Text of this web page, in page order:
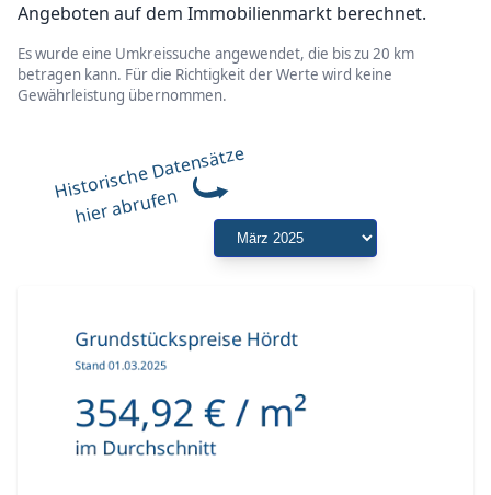
Angeboten auf dem Immobilienmarkt berechnet.
Es wurde eine Umkreissuche angewendet, die bis zu 20 km
betragen kann. Für die Richtigkeit der Werte wird keine
Gewährleistung übernommen.
Historische Datensätze
hier abrufen